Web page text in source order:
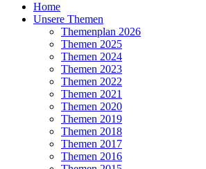
Home
Unsere Themen
Themenplan 2026
Themen 2025
Themen 2024
Themen 2023
Themen 2022
Themen 2021
Themen 2020
Themen 2019
Themen 2018
Themen 2017
Themen 2016